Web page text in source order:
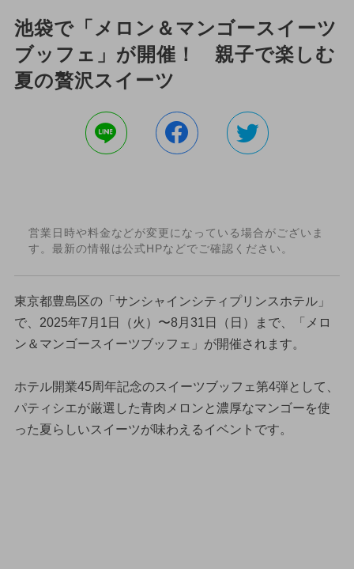
池袋で「メロン＆マンゴースイーツ
ブッフェ」が開催！ 親子で楽しむ
夏の贅沢スイーツ
営業日時や料金などが変更になっている場合がございま
す。最新の情報は公式HPなどでご確認ください。
東京都豊島区の「サンシャインシティプリンスホテル」
で、2025年7月1日（火）〜8月31日（日）まで、「メロ
ン＆マンゴースイーツブッフェ」が開催されます。
ホテル開業45周年記念のスイーツブッフェ第4弾として、
パティシエが厳選した青肉メロンと濃厚なマンゴーを使
った夏らしいスイーツが味わえるイベントです。